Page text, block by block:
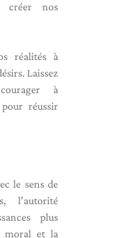
créer nos
réalités à
Laissez
à
réussir
le sens de
l'autorité
plus
moral et la